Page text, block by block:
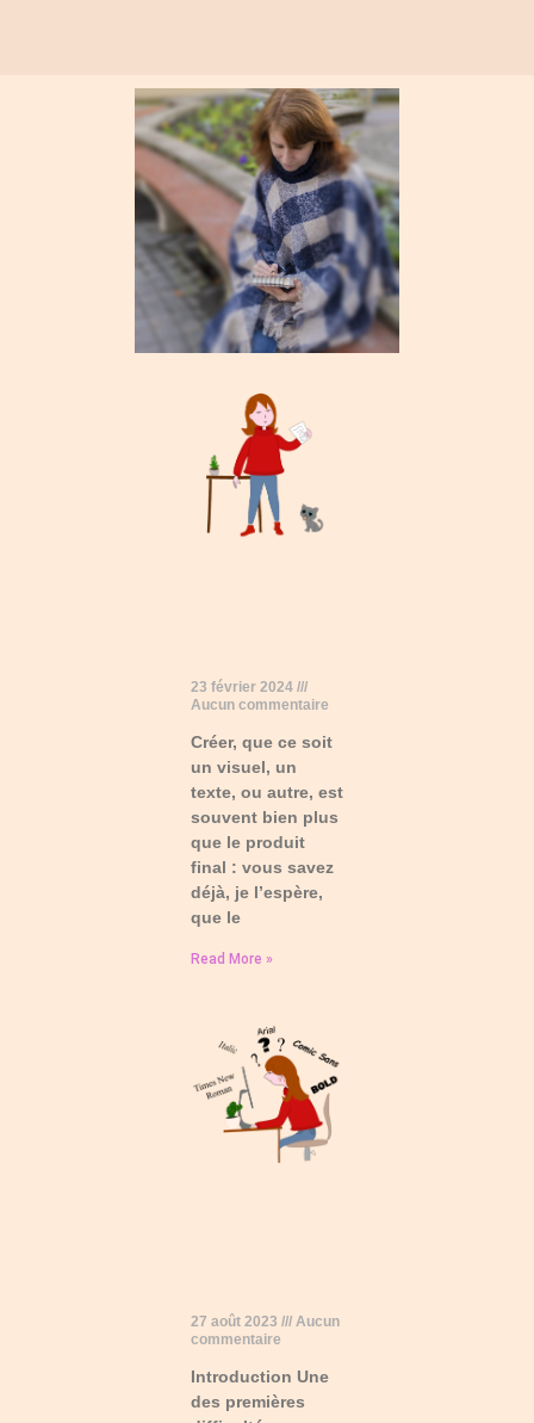
23 février 2024
Aucun commentaire
Créer, que ce soit
un visuel, un
texte, ou autre, est
souvent bien plus
que le produit
final : vous savez
déjà, je l’espère,
que le
Read More »
27 août 2023
Aucun
commentaire
Introduction Une
des premières